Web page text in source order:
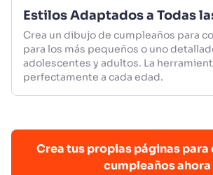
Estilos Adaptados a Todas
Crea un dibujo de cumpleaños para
para los más pequeños o uno
adolescentes y adultos. La
perfectamente a cada edad.
Crea tus propias páginas
cumpleaños ahora